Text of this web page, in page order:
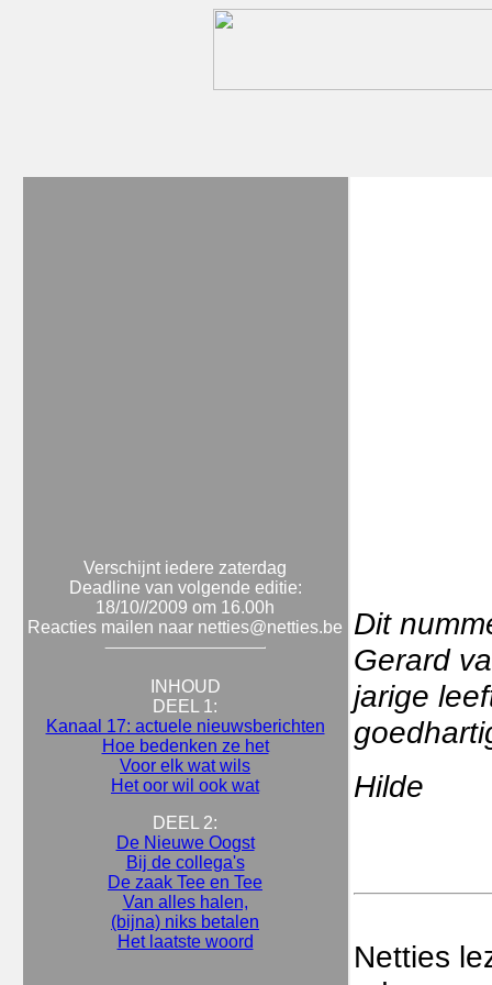
Verschijnt iedere zaterdag
Deadline van volgende editie:
18/10//2009 om 16.00h
Reacties mailen naar netties@netties.be
INHOUD
DEEL 1:
Kanaal 17: actuele nieuwsberichten
Hoe bedenken ze het
Voor elk wat wils
Het oor wil ook wat
DEEL 2:
De Nieuwe Oogst
Bij de collega's
De zaak Tee en Tee
Van alles halen,
(bijna) niks betalen
Het laatste woord
Dit
Gerard
jarige
Hilde
Netties